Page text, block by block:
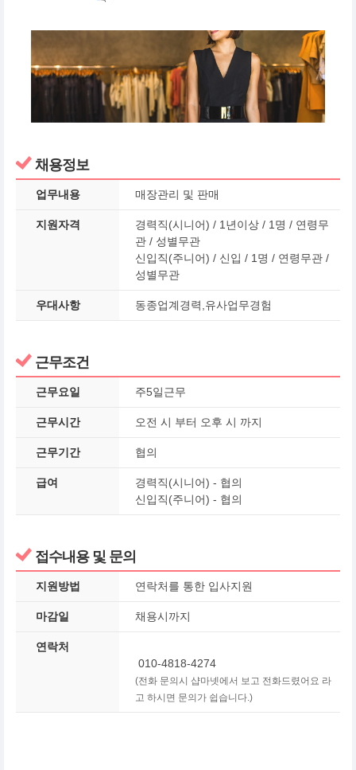
채용정보
업무내용 매장관리 및 판매
지원자격
경력직(시니어) / 1년이상 / 1명 / 연령무
관 / 성별무관
신입직(주니어) / 신입 / 1명 / 연령무관 /
성별무관
우대사항 동종업계경력,유사업무경험
근무조건
근무요일 주5일근무
근무시간 오전 시 부터 오후 시 까지
근무기간 협의
급여
경력직(시니어) - 협의
신입직(주니어) - 협의
접수내용 및 문의
지원방법 연락처를 통한 입사지원
마감일 채용시까지
연락처
010-4818-4274
(전화 문의시 샵마넷에서 보고 전화드렸어요 라
고 하시면 문의가 쉽습니다.)